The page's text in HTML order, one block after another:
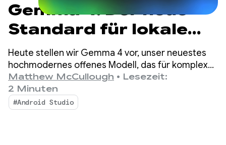
Gemma 4: Der neue
Standard für lokale
agentenbasierte KI
auf Android-Geräten
Heute stellen wir Gemma 4 vor, unser neuestes
hochmodernes offenes Modell, das für komplexes
Reasoning und autonomes Aufrufen von Tools
entwickelt wurde.
Matthew McCullough • Lesezeit:
2 Minuten
#Android Studio